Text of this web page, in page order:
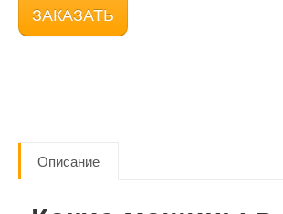
ЗАКАЗАТЬ
Описание